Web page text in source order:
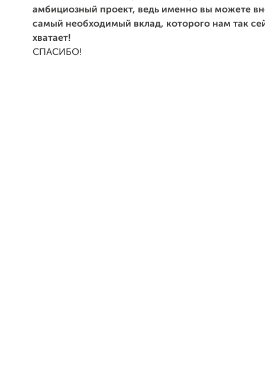
амбициозный проект, ведь именно вы можете
самый необходимый вклад, которого нам так
хватает!
СПАСИБО!